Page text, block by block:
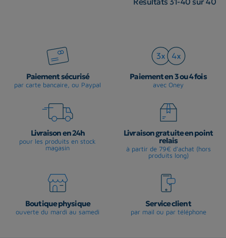
Paiement sécurisé
par carte bancaire, ou Paypal
Paiement en 3 ou 4 fois
avec Oney
Livraison en 24h
pour les produits en stock
magasin
Livraison gratuite en point
relais
à partir de 79€ d'achat (hors
produits long)
Boutique physique
ouverte du mardi au samedi
Service client
par mail ou par téléphone